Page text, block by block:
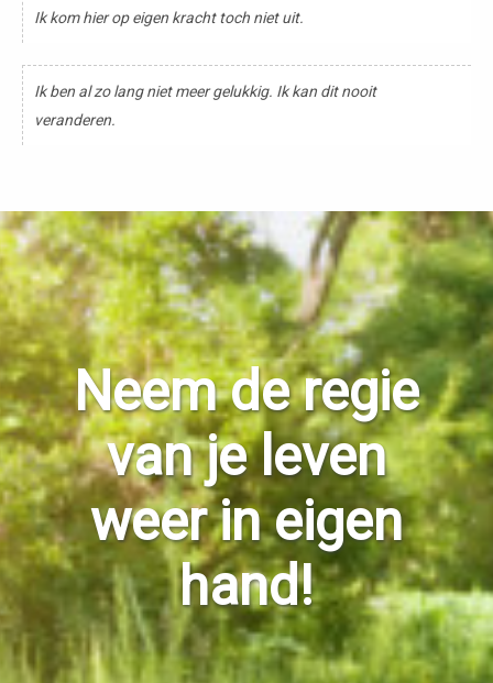
Ik kom hier op eigen kracht toch niet uit.
Ik ben al zo lang niet meer gelukkig. Ik kan dit nooit
veranderen.
Neem de regie
van je leven
weer in eigen
hand!